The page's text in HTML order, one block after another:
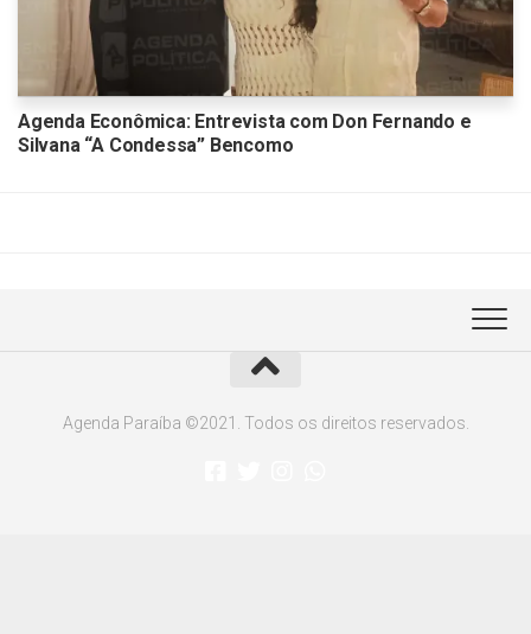
Agenda Econômica: Entrevista com Don Fernando e
Silvana “A Condessa” Bencomo
Agenda Paraíba ©2021. Todos os direitos reservados.